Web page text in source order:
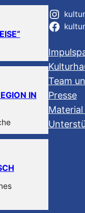
IN
Team
Presse